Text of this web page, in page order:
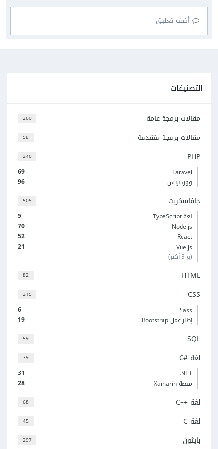
أضف تعليق
التصنيفات
260 مقالات برمجة عامة
58 مقالات برمجة متقدمة
240 PHP
69
Laravel
96
ووردبريس
505 جافاسكربت
5
لغة TypeScript
70
Node.js
52
React
21
Vue.js
(و 3 أكثر)
82 HTML
215 CSS
6
Sass
19
إطار عمل Bootstrap
59 SQL
79 لغة C#‎
31
‎.NET
28
منصة Xamarin
68 لغة C++‎
45 لغة C
297 بايثون